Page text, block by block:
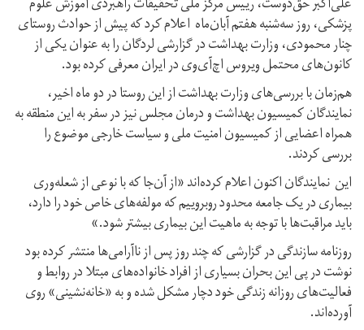
پزشکی، روز سه‌شنبه هفتم آبان‌ماه اعلام کرد که پیش از حوادث روستای
چنار محمودی، وزارت بهداشت در گزارشی لردگان را به عنوان یکی از
کانون‌های محتمل ویروس اچ‌‌آی‌‌وی در ایران معرفی کرده بود.
هم‌زمان با بررسی‌های وزارت بهداشت از این روستا در دو ماه اخیر،
نمایندگان کمیسیون بهداشت و درمان مجلس نیز در سفر به این منطقه به
همراه اعضایی از کمیسیون امنیت ملی و سیاست خارجی موضوع را
بررسی کردند.
این نمایندگان اکنون اعلام کرده‌اند «از آن‌جا که با نوعی از شعله‌وری
بیماری در یک جامعه محدود روبروییم که مولفه‌های خاص خود را دارد،
باید مراقبت‌ها با توجه به ماهیت این بیماری بیشتر شود.»
روزنامه سازندگی در گزارشی که چند روز پس از ناآرامی‌ها منتشر کرده بود
نوشت در پی این بحران بسیاری از افراد خانواده‌های مبتلا در روابط و
فعالیت‌های روزانه زندگی خود دچار مشکل شده و به «خانه‌نشینی» روی
آورده‌اند.